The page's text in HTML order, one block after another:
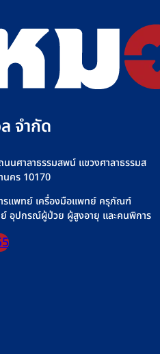
จำกัด
นศาลาธรรมสพน์ แขวงศาลาธรรมส
นคร 10170
รแพทย์ เครื่องมือแพทย์ ครุภัณฑ์
อุปกรณ์ผู้ป่วย ผู้สูงอายุ และคนพิการ